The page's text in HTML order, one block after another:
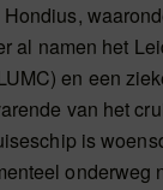
al namen het
en een
van het
is
onderweg